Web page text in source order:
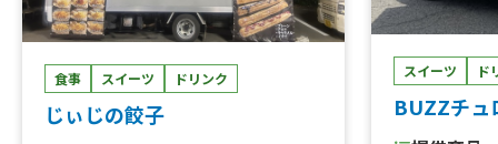
タン重、唐揚げ、焼き芋、ポテト、た
こ焼き
食事 スイーツ ドリンク
じぃじの餃子
スイーツ ド
BUZZチュ